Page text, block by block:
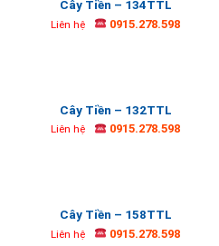
Cây Tiền – 134TTL
Liên hệ 0915.278.598
Cây Tiền – 132TTL
Liên hệ 0915.278.598
Cây Tiền – 158TTL
Liên hệ 0915.278.598